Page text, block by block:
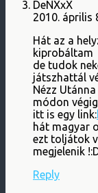
DeNXxX
2010. április
Hát az a
kiprobáltam
de tudok
játszhattál
Nézz
módon
itt is egy link:
hát magyar
ezt toljátok
megjelenik
Reply